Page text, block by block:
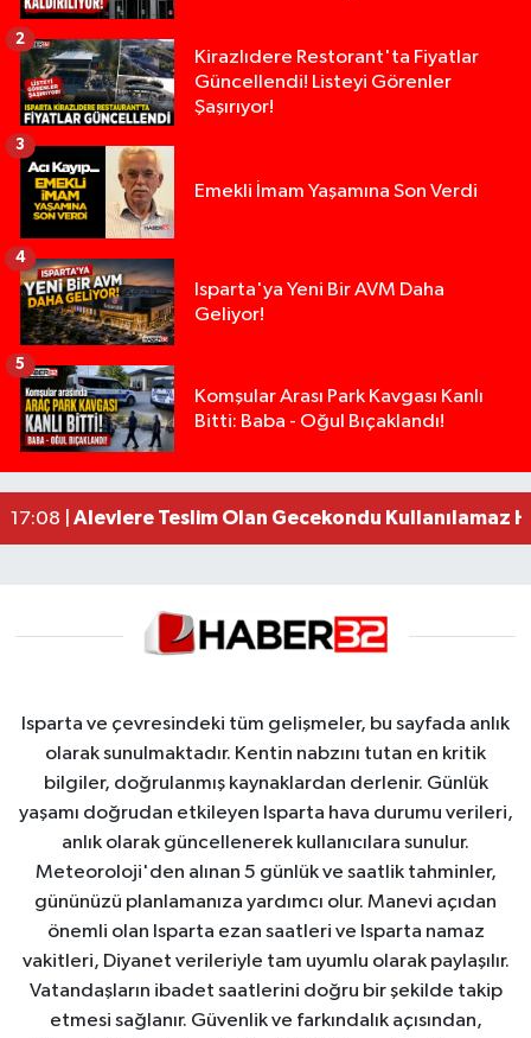
Kirazlıdere Restorant'ta Fiyatlar
Güncellendi! Listeyi Görenler
Şaşırıyor!
2
Emekli İmam Yaşamına Son Verdi
3
Isparta'ya Yeni Bir AVM Daha
Geliyor!
4
Komşular Arası Park Kavgası Kanlı
Bitti: Baba - Oğul Bıçaklandı!
5
09:47 |Tarsus'ta silahlı kavga: Kuzenlerden biri öldü,
09:43 |Milyonluk miras kavgasında anne-kız yüzleşti:
19:36 |Isparta’da Silah Operasyonu: 165 Tabanca Ele
17:08 | Alevlere Teslim Olan Gecekondu Kullanılamaz
Isparta ve çevresindeki tüm gelişmeler, bu sayfada anlık
olarak sunulmaktadır. Kentin nabzını tutan en kritik
bilgiler, doğrulanmış kaynaklardan derlenir. Günlük
yaşamı doğrudan etkileyen Isparta hava durumu verileri,
anlık olarak güncellenerek kullanıcılara sunulur.
Meteoroloji'den alınan 5 günlük ve saatlik tahminler,
gününüzü planlamanıza yardımcı olur. Manevi açıdan
önemli olan Isparta ezan saatleri ve Isparta namaz
vakitleri, Diyanet verileriyle tam uyumlu olarak paylaşılır.
Vatandaşların ibadet saatlerini doğru bir şekilde takip
etmesi sağlanır. Güvenlik ve farkındalık açısından,